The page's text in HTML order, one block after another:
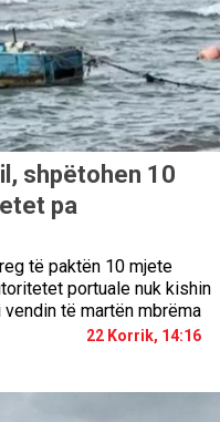
shpëtohen 10
pa
të paktën 10 mjete
portuale nuk kishin
të martën mbrëma
22 Korrik, 14:16